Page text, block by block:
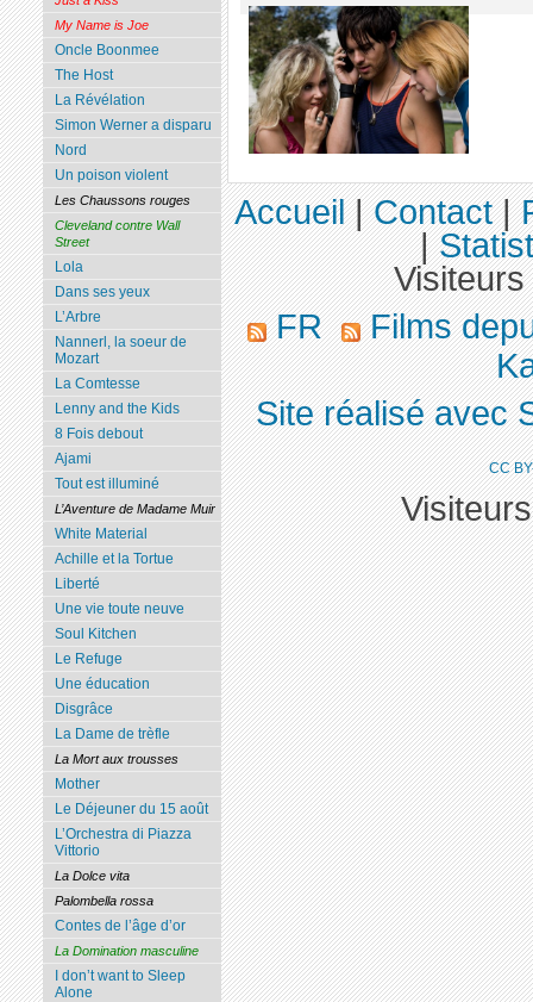
My Name is Joe
Oncle Boonmee
The Host
La Révélation
Simon Werner a disparu
Nord
Un poison violent
Les Chaussons rouges
Cleveland contre Wall
Street
Lola
Dans ses yeux
L’Arbre
Nannerl, la soeur de
Mozart
La Comtesse
Lenny and the Kids
8 Fois debout
Ajami
Tout est illuminé
L’Aventure de Madame Muir
White Material
Achille et la Tortue
Liberté
Une vie toute neuve
Soul Kitchen
Le Refuge
Une éducation
Disgrâce
La Dame de trèfle
La Mort aux trousses
Mother
Le Déjeuner du 15 août
L’Orchestra di Piazza
Vittorio
La Dolce vita
Palombella rossa
Contes de l’âge d’or
La Domination masculine
I don’t want to Sleep
Alone
Accueil|Contact|
|
FR
Films
Site réalisé avec
CC